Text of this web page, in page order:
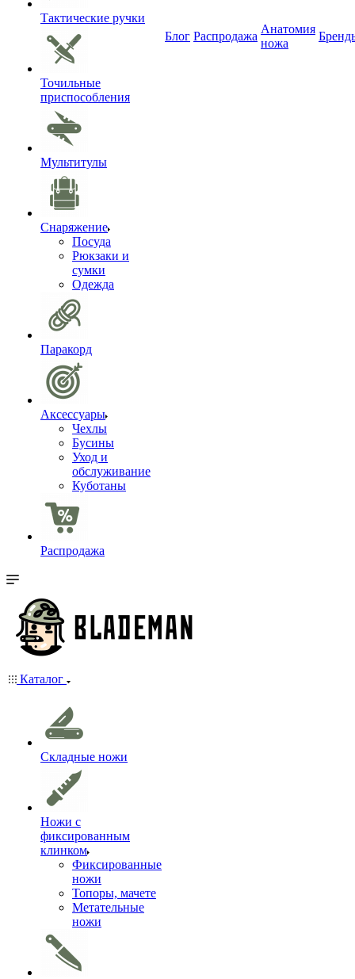
Тактические ручки
Точильные
приспособления
Мультитулы
Снаряжение
Посуда
Рюкзаки и
сумки
Одежда
Паракорд
Аксессуары
Чехлы
Бусины
Уход и
обслуживание
Куботаны
Распродажа
Блог Распродажа
Анатомия
ножа
Каталог
Складные ножи
Ножи с
фиксированным
клинком
Фиксированные
ножи
Топоры, мачете
Метательные
ножи